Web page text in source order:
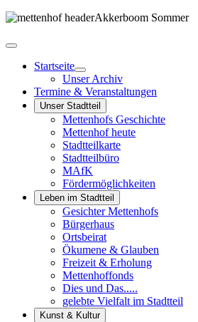
Startseite
Unser Archiv
Termine & Veranstaltungen
Unser Stadtteil
Mettenhofs Geschichte
Mettenhof heute
Stadtteilkarte
Stadtteilbüro
MAfK
Fördermöglichkeiten
Leben im Stadtteil
Gesichter Mettenhofs
Bürgerhaus
Ortsbeirat
Ökumene & Glauben
Freizeit & Erholung
Mettenhoffonds
Dies und Das.....
gelebte Vielfalt im Stadtteil
Kunst & Kultur